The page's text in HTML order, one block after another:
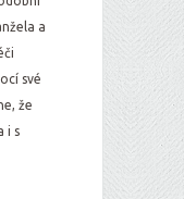
a
své
že
i s